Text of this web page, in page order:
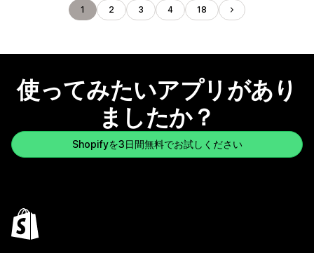
1 2 3 4 18
使ってみたいアプリがあり
ましたか？
Shopifyを3日間無料でお試しください